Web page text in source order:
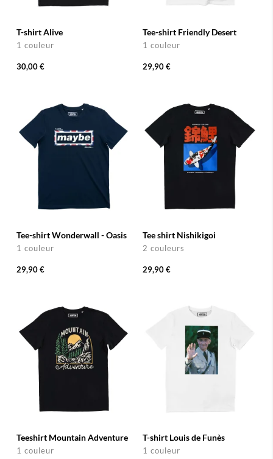
T-shirt Alive
1 couleur
30,00 €
Tee-shirt Friendly Desert
1 couleur
29,90 €
Tee-shirt Wonderwall - Oasis
1 couleur
29,90 €
Tee shirt Nishikigoi
2 couleurs
29,90 €
Teeshirt Mountain Adventure
1 couleur
T-shirt Louis de Funès
1 couleur